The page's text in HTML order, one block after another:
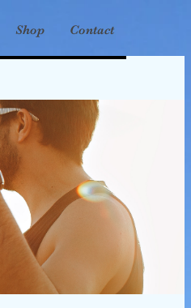
Shop Contact